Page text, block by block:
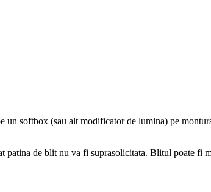
softbox (sau alt modificator de lumina) pe
patina de blit nu va fi suprasolicitata. Blitul poate